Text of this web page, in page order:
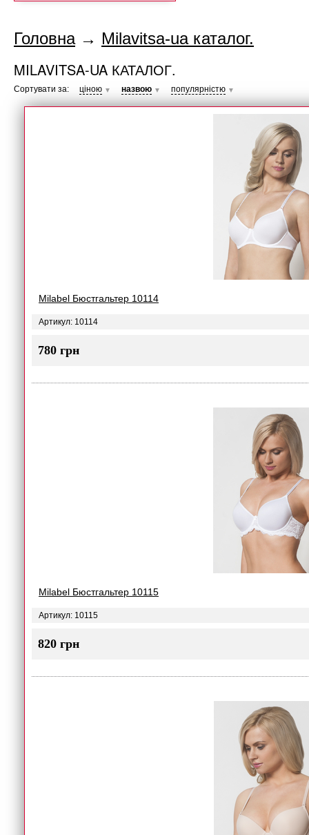
Головна→ Milavitsa-ua каталог.
MILAVITSA-UA КАТАЛОГ.
Сортувати за: ціною ▼ назвою ▼ популярністю ▼
Milabel Бюстгальтер 10114
Артикул: 10114
780 грн
Milabel Бюстгальтер 10115
Артикул: 10115
820 грн